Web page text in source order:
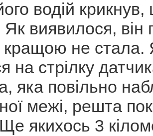
водій
виявилося, він
кращою не стала.
на стрілку
яка повільно
межі, решта
якихось 3